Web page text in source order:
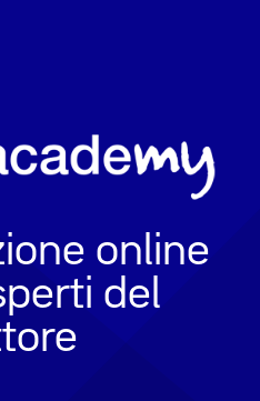
online
del